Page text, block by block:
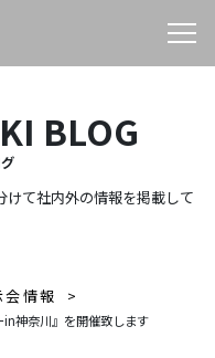
BLOG
て社内外の情報を掲載して
会情報
in神奈川』を開催致します